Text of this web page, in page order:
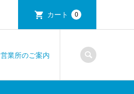
カート 0
営業所のご案内